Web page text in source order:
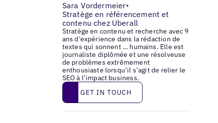
Sara Vordermeier•
Stratège en référencement et
contenu chez Uberall
Stratège en contenu et recherche avec 9
ans d’expérience dans la rédaction de
textes qui sonnent … humains. Elle est
journaliste diplômée et une résolveuse
de problèmes extrêmement
enthousiaste lorsqu’il s’agit de relier le
SEO à l’impact business.
Get in touch
GET IN TOUCH